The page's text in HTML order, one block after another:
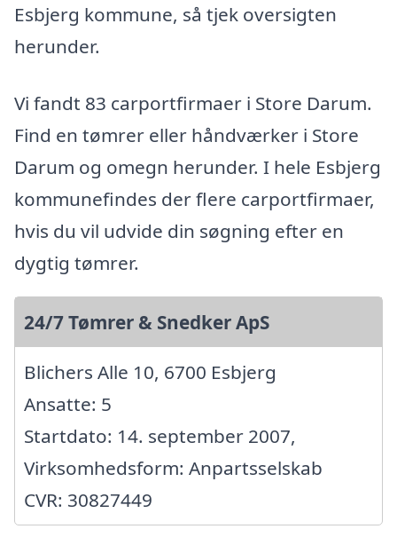
Esbjerg kommune, så tjek oversigten
herunder.
Vi fandt 83 carportfirmaer i Store Darum.
Find en tømrer eller håndværker i Store
Darum og omegn herunder. I hele Esbjerg
kommunefindes der flere carportfirmaer,
hvis du vil udvide din søgning efter en
dygtig tømrer.
24/7 Tømrer & Snedker ApS
Blichers Alle 10, 6700 Esbjerg
Ansatte: 5
Startdato: 14. september 2007,
Virksomhedsform: Anpartsselskab
CVR: 30827449